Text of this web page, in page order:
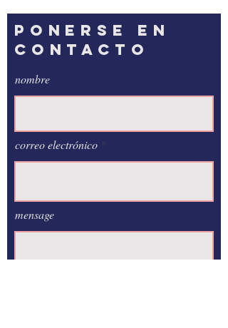
PONERSE EN
CONTACTO
nombre
correo electrónico
mensage